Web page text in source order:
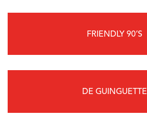
FRIENDLY 90’S
DE GUINGUETTE